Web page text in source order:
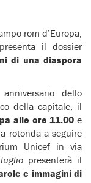
rom d’Europa,
il dossier
di una diaspora
dello
della capitale, il
alle ore 11.00 e
rotonda a seguire
Unicef in via
presenterà il
e immagini di